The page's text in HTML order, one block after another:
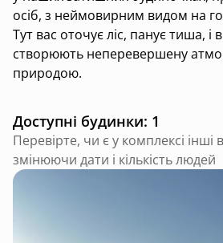
осіб, з неймовирним видом на
Тут вас оточує ліс, панує тиша, і
створюють неперевершену
природою.
Доступні будинки: 1
Перевірте, чи є у комплексі інші
змінюючи дати і кількість людей